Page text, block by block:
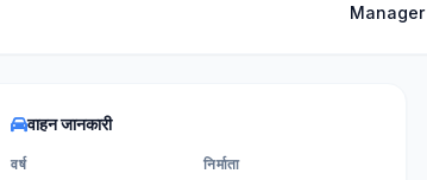
Manager
वाहन जानकारी
वर्ष निर्माता